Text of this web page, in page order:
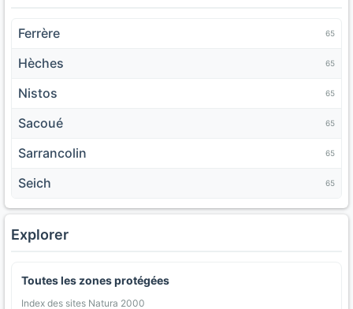
Ferrère 65
Hèches 65
Nistos 65
Sacoué 65
Sarrancolin 65
Seich 65
Explorer
Toutes les zones protégées
Index des sites Natura 2000